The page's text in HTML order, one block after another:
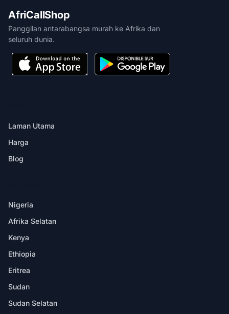
AfriCallShop
Panggilan antarabangsa murah ke Afrika dan
seluruh dunia.
Laman Utama
Harga
Blog
Nigeria
Afrika Selatan
Kenya
Ethiopia
Eritrea
Sudan
Sudan Selatan